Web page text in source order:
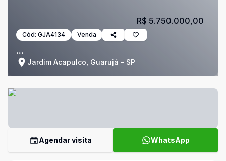
Cód: GJA4134 Venda
...
Jardim Acapulco, Guarujá - SP
R$ 5.750.000,00
Agendar visita WhatsApp